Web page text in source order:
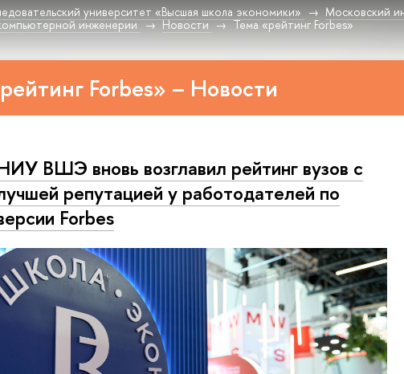
университет «Высшая школа экономики»
Московский
инженерии
Новости Тема «рейтинг Forbes»
Forbes» – Новости
ВШЭ вновь возглавил рейтинг вузов с
репутацией у работодателей по
Forbes